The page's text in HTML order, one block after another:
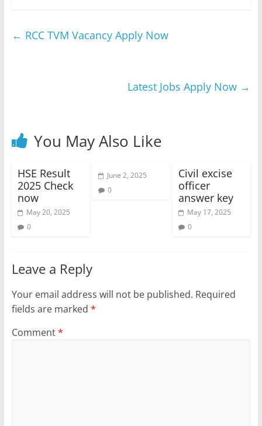
← RCC TVM Vacancy Apply Now
Latest Jobs Apply Now →
You May Also Like
HSE Result
2025 Check
now
May 20, 2025
0
June 2, 2025
0
Civil excise
officer
answer key
May 17, 2025
0
Leave a Reply
Your email address will not be published. Required
fields are marked *
Comment*